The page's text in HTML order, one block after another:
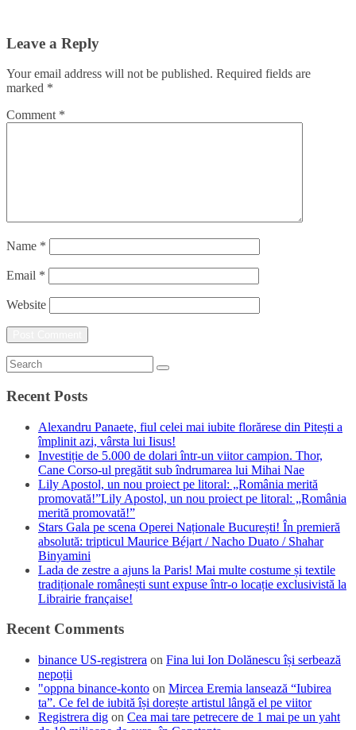
Leave a Reply
Your email address will not be published. Required fields are
marked *
Comment *
Name *
Email *
Website
Recent Posts
Alexandru Panaete, fiul celei mai iubite florărese din Pitești a
împlinit azi, vârsta lui Iisus!
Investiție de 5.000 de dolari într-un viitor campion. Thor,
Cane Corso-ul pregătit sub îndrumarea lui Mihai Nae
Lily Apostol, un nou proiect pe litoral: „România merită
promovată!”Lily Apostol, un nou proiect pe litoral: „România
merită promovată!”
Stars Gala pe scena Operei Naționale București! În premieră
absolută: tripticul Maurice Béjart / Nacho Duato / Shahar
Binyamini
Lada de zestre a ajuns la Paris! Mai multe costume și textile
tradiționale românești sunt expuse într-o locație exclusivistă la
Librairie française!
Recent Comments
binance US-registrera on Fina lui Ion Dolănescu își serbează
nepoții
"oppna binance-konto on Mircea Eremia lansează “Iubirea
ta”. Ce fel de iubită își dorește artistul lângă el pe viitor
Registrera dig on Cea mai tare petrecere de 1 mai pe un yaht